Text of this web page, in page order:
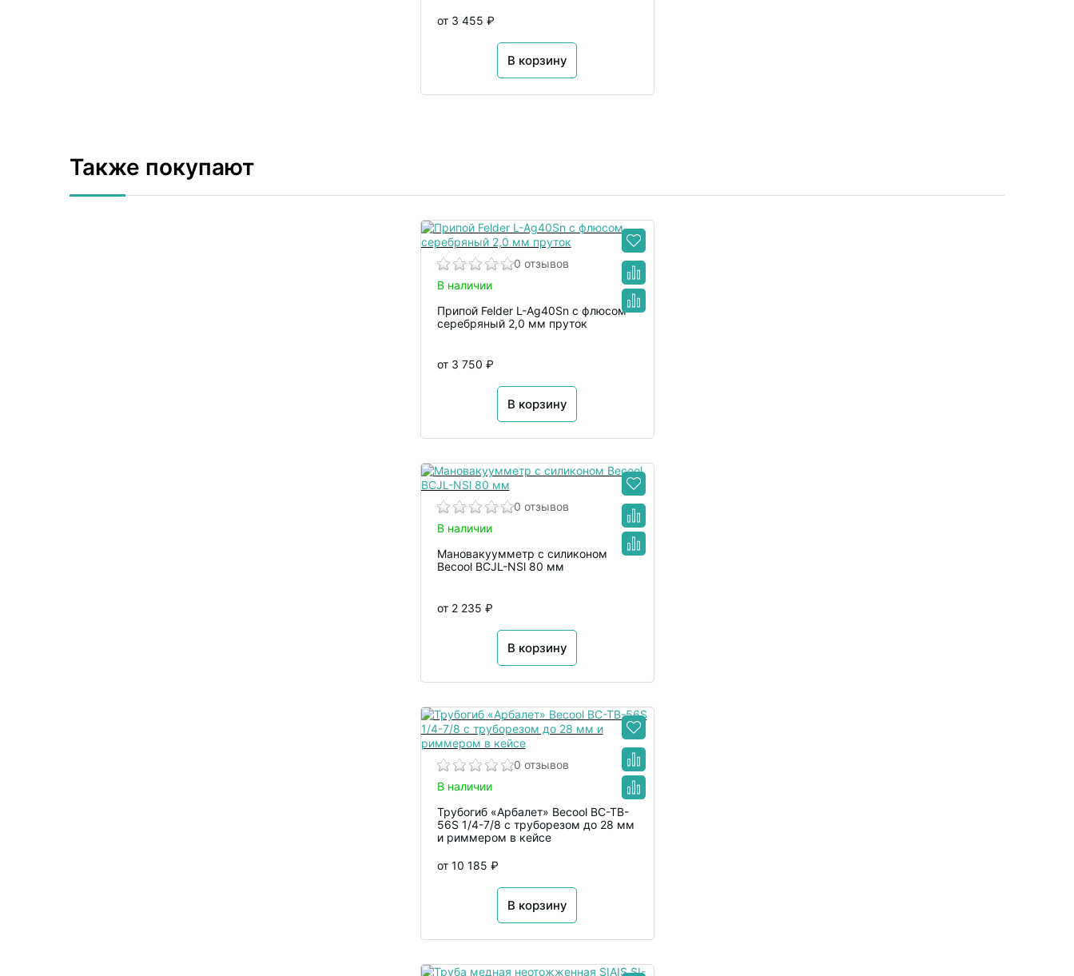
от 3 455 ₽
В корзину
Также покупают
0 отзывов
В наличии
Припой Felder L-Ag40Sn с флюсом
серебряный 2,0 мм пруток
от 3 750 ₽
В корзину
0 отзывов
В наличии
Мановакуумметр с силиконом
Becool BCJL-NSl 80 мм
от 2 235 ₽
В корзину
0 отзывов
В наличии
Трубогиб «Арбалет» Becool BC-TB-
56S 1/4-7/8 с труборезом до 28 мм
и риммером в кейсе
от 10 185 ₽
В корзину